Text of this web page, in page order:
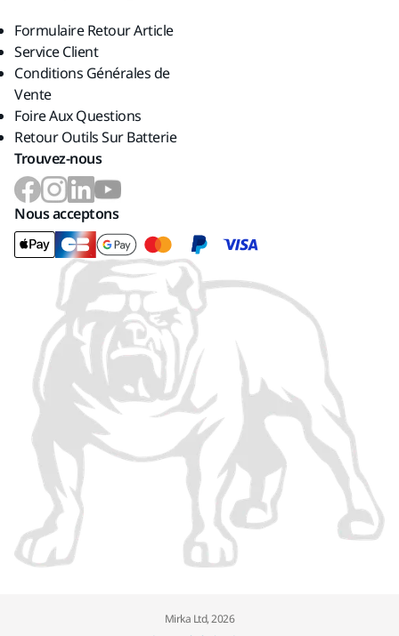
Formulaire Retour Article
Service Client
Conditions Générales de
Vente
Foire Aux Questions
Retour Outils Sur Batterie
Trouvez-nous
Nous acceptons
Mirka Ltd, 2026